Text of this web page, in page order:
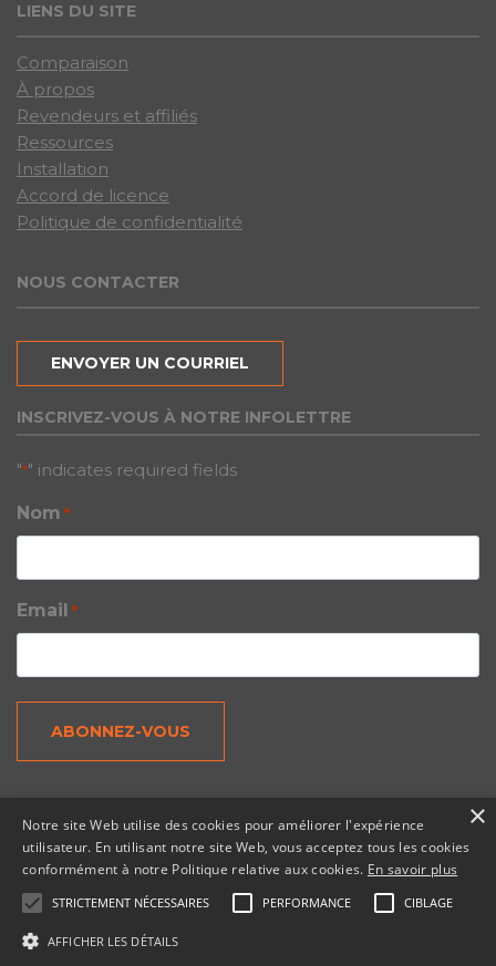
LIENS DU SITE
Comparaison
À propos
Revendeurs et affiliés
Ressources
Installation
Accord de licence
Politique de confidentialité
NOUS CONTACTER
ENVOYER UN COURRIEL
INSCRIVEZ-VOUS À NOTRE INFOLETTRE
"*" indicates required fields
Nom *
Email *
© Tous droits réservés 2026 – Copernic, une division N. Harris Computer
Corporation.
×
Notre site Web utilise des cookies pour améliorer l'expérience
utilisateur. En utilisant notre site Web, vous acceptez tous les cookies
conformément à notre Politique relative aux cookies. En savoir plus
STRICTEMENT NÉCESSAIRES PERFORMANCE CIBLAGE
AFFICHER LES DÉTAILS